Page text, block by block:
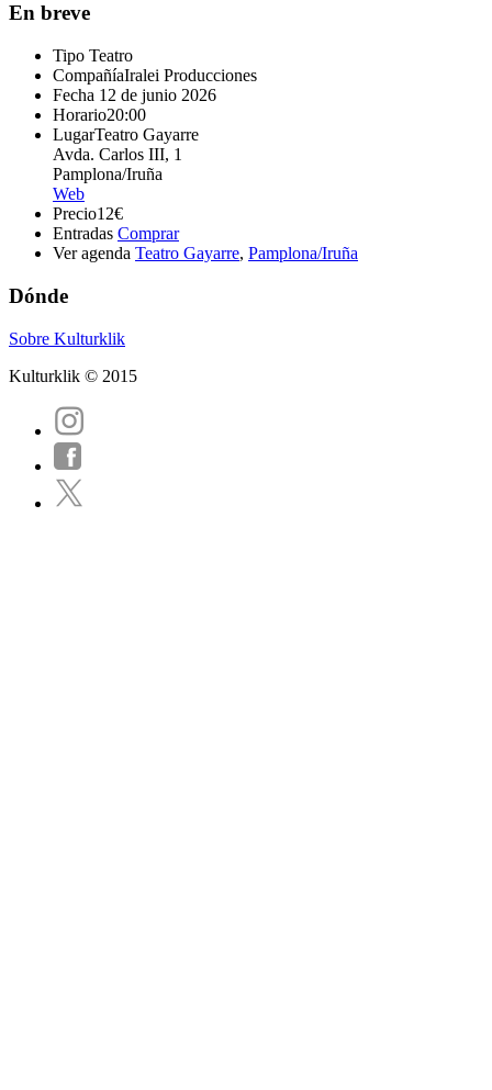
En breve
Tipo Teatro
CompañíaIralei Producciones
Fecha 12 de junio 2026
Horario20:00
LugarTeatro Gayarre
Avda. Carlos III, 1
Pamplona/Iruña
Web
Precio12€
Entradas Comprar
Ver agenda Teatro Gayarre, Pamplona/Iruña
Dónde
Sobre Kulturklik
Kulturklik © 2015